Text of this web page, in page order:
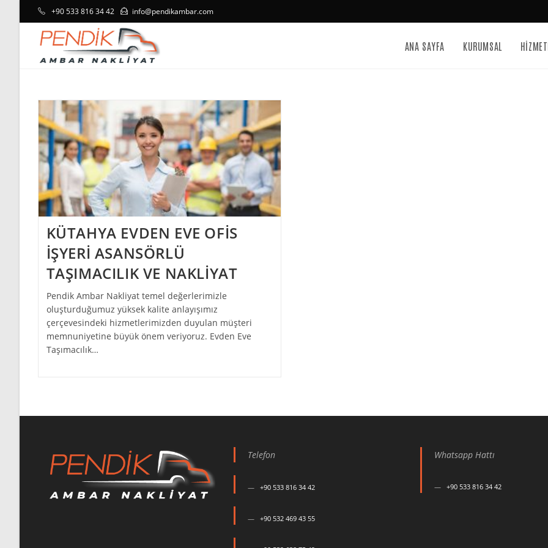
+90 533 816 34 42 info@pendikambar.com
ANA SAYFA KURUMSAL
KÜTAHYA EVDEN EVE OFİS
İŞYERİ ASANSÖRLÜ
TAŞIMACILIK VE NAKLİYAT
Pendik Ambar Nakliyat temel değerlerimizle
oluşturduğumuz yüksek kalite anlayışımız
çerçevesindeki hizmetlerimizden duyulan müşteri
memnuniyetine büyük önem veriyoruz. Evden Eve
Taşımacılık…
Telefon
+90 533 816 34 42
+90 532 469 43 55
Whatsapp Hattı
+90 533 816 34 42